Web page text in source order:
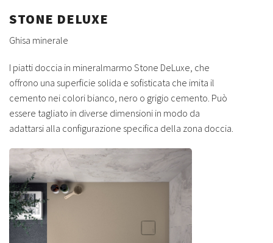
STONE DELUXE
Ghisa minerale
I piatti doccia in mineralmarmo Stone DeLuxe, che
offrono una superficie solida e sofisticata che imita il
cemento nei colori bianco, nero o grigio cemento. Può
essere tagliato in diverse dimensioni in modo da
adattarsi alla configurazione specifica della zona doccia.